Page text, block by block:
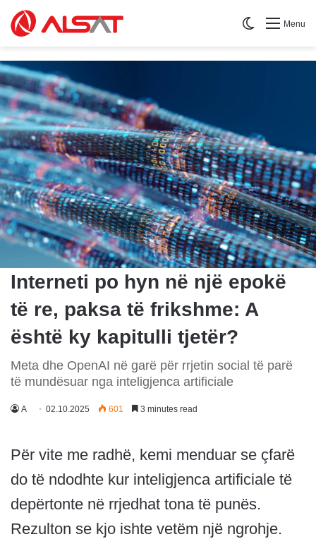
Menu
Switch skin
Interneti po hyn në një epokë
të re, paksa të frikshme: A
është ky kapitulli tjetër?
Meta dhe OpenAI në garë për rrjetin social të parë
të mundësuar nga inteligjenca artificiale
A 02.10.2025 601 3 minutes read
Për vite me radhë, kemi menduar se çfarë
do të ndodhte kur inteligjenca artificiale të
depërtonte në rrjedhat tona të punës.
Rezulton se kjo ishte vetëm një ngrohje.